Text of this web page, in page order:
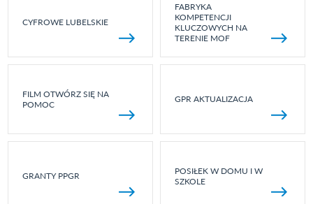
CYFROWE LUBELSKIE
FABRYKA
KOMPETENCJI
KLUCZOWYCH NA
TERENIE MOF
FILM OTWÓRZ SIĘ NA
POMOC
GPR AKTUALIZACJA
GRANTY PPGR
POSIŁEK W DOMU I W
SZKOLE